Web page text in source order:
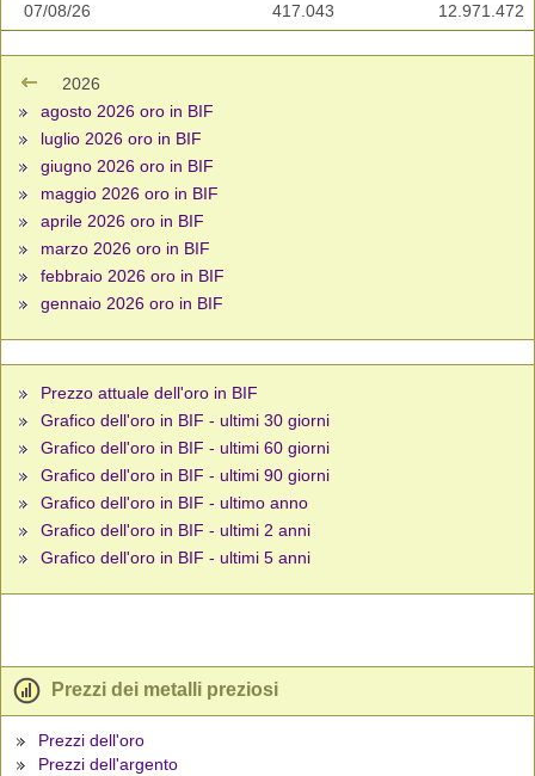
07/08/26 417.043 12.971.472
2026
agosto 2026 oro in BIF
luglio 2026 oro in BIF
giugno 2026 oro in BIF
maggio 2026 oro in BIF
aprile 2026 oro in BIF
marzo 2026 oro in BIF
febbraio 2026 oro in BIF
gennaio 2026 oro in BIF
Prezzo attuale dell'oro in BIF
Grafico dell'oro in BIF - ultimi 30 giorni
Grafico dell'oro in BIF - ultimi 60 giorni
Grafico dell'oro in BIF - ultimi 90 giorni
Grafico dell'oro in BIF - ultimo anno
Grafico dell'oro in BIF - ultimi 2 anni
Grafico dell'oro in BIF - ultimi 5 anni
Prezzi dei metalli preziosi
Prezzi dell'oro
Prezzi dell'argento